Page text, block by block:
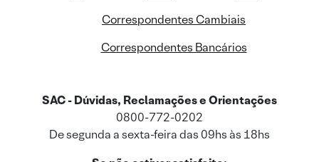
Correspondentes Cambiais
Correspondentes Bancários
SAC - Dúvidas, Reclamações e Orientações
0800-772-0202
De segunda a sexta-feira das 09hs às 18hs